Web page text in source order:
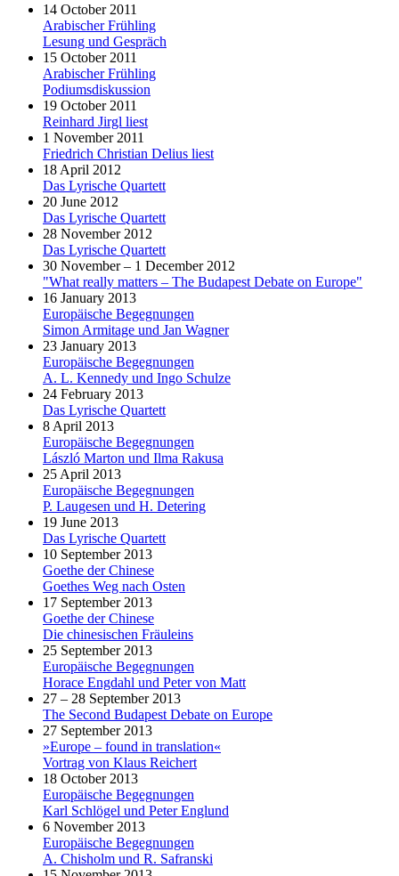
14 October 2011
Arabischer Frühling
Lesung und Gespräch
15 October 2011
Arabischer Frühling
Podiumsdiskussion
19 October 2011
Reinhard Jirgl liest
1 November 2011
Friedrich Christian Delius liest
18 April 2012
Das Lyrische Quartett
20 June 2012
Das Lyrische Quartett
28 November 2012
Das Lyrische Quartett
30 November – 1 December 2012
"What really matters – The Budapest Debate on Europe"
16 January 2013
Europäische Begegnungen
Simon Armitage und Jan Wagner
23 January 2013
Europäische Begegnungen
A. L. Kennedy und Ingo Schulze
24 February 2013
Das Lyrische Quartett
8 April 2013
Europäische Begegnungen
László Marton und Ilma Rakusa
25 April 2013
Europäische Begegnungen
P. Laugesen und H. Detering
19 June 2013
Das Lyrische Quartett
10 September 2013
Goethe der Chinese
Goethes Weg nach Osten
17 September 2013
Goethe der Chinese
Die chinesischen Fräuleins
25 September 2013
Europäische Begegnungen
Horace Engdahl und Peter von Matt
27 – 28 September 2013
The Second Budapest Debate on Europe
27 September 2013
»Europe – found in translation«
Vortrag von Klaus Reichert
18 October 2013
Europäische Begegnungen
Karl Schlögel und Peter Englund
6 November 2013
Europäische Begegnungen
A. Chisholm und R. Safranski